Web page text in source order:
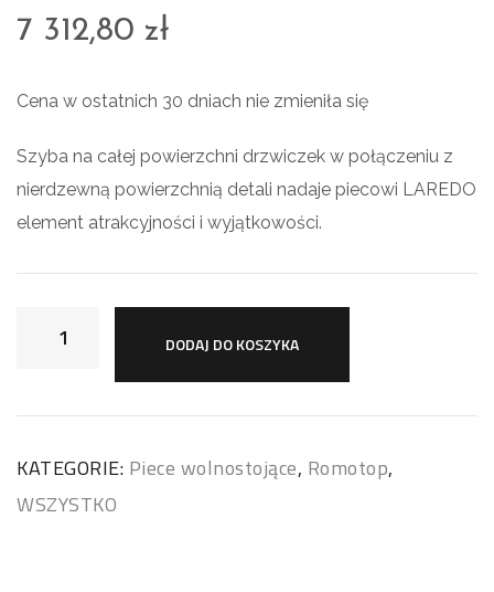
7 312,80 zł
Cena w ostatnich 30 dniach nie zmieniła się
Szyba na całej powierzchni drzwiczek w połączeniu z
nierdzewną powierzchnią detali nadaje piecowi LAREDO
element atrakcyjności i wyjątkowości.
DODAJ DO KOSZYKA
KATEGORIE: Piece wolnostojące, Romotop,
WSZYSTKO